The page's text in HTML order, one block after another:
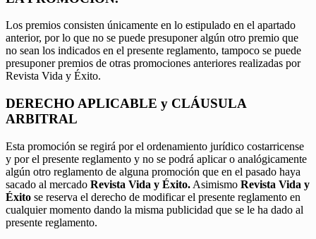
Los premios consisten únicamente en lo estipulado en el apartado
anterior, por lo que no se puede presuponer algún otro premio que
no sean los indicados en el presente reglamento, tampoco se puede
presuponer premios de otras promociones anteriores realizadas por
Revista Vida y Éxito.
DERECHO APLICABLE y CLÁUSULA
ARBITRAL
Esta promoción se regirá por el ordenamiento jurídico costarricense
y por el presente reglamento y no se podrá aplicar o analógicamente
algún otro reglamento de alguna promoción que en el pasado haya
sacado al mercado Revista Vida y Éxito. Asimismo Revista Vida y
Éxito se reserva el derecho de modificar el presente reglamento en
cualquier momento dando la misma publicidad que se le ha dado al
presente reglamento.